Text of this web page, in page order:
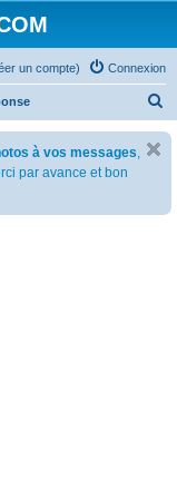
Connexion
un compte)
e
à vos messages,
par avance et bon